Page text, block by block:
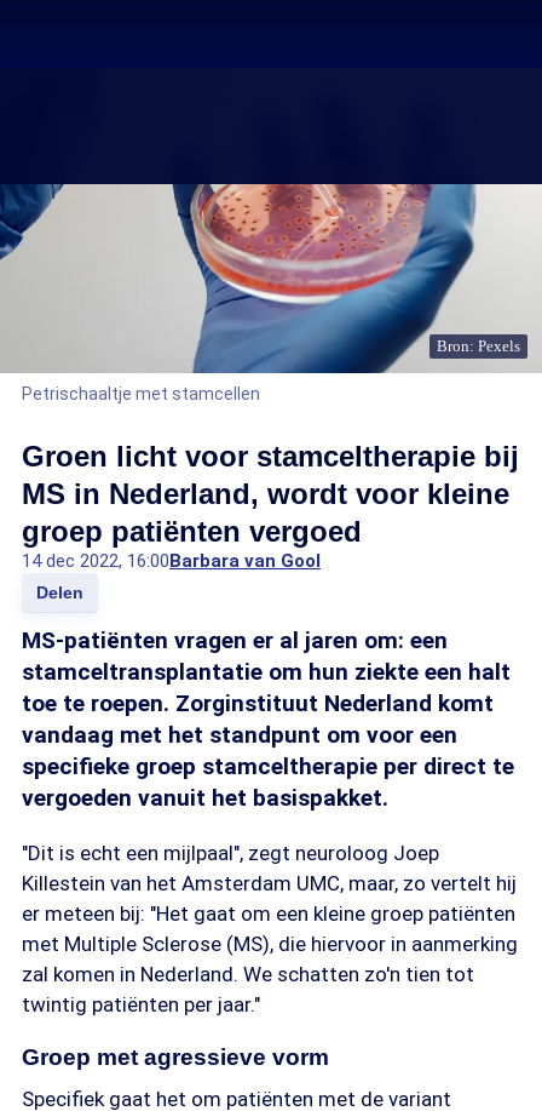
Bron: Pexels
Petrischaaltje met stamcellen
Groen licht voor stamceltherapie bij
MS in Nederland, wordt voor kleine
groep patiënten vergoed
14 dec 2022, 16:00Barbara van Gool
Delen
MS-patiënten vragen er al jaren om: een
stamceltransplantatie om hun ziekte een halt
toe te roepen. Zorginstituut Nederland komt
vandaag met het standpunt om voor een
specifieke groep stamceltherapie per direct te
vergoeden vanuit het basispakket.
"Dit is echt een mijlpaal", zegt neuroloog Joep
Killestein van het Amsterdam UMC, maar, zo vertelt hij
er meteen bij: "Het gaat om een kleine groep patiënten
met Multiple Sclerose (MS), die hiervoor in aanmerking
zal komen in Nederland. We schatten zo'n tien tot
twintig patiënten per jaar."
Groep met agressieve vorm
Specifiek gaat het om patiënten met de variant